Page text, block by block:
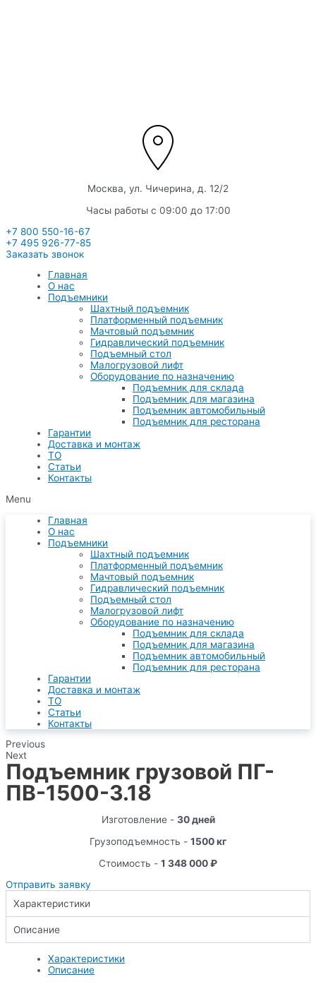
Москва, ул. Чичерина, д. 12/2
Часы работы с 09:00 до 17:00
+7 800 550-16-67
+7 495 926-77-85
Заказать звонок
Главная
О нас
Подъемники
Шахтный подъемник
Платформенный подъемник
Мачтовый подъемник
Гидравлический подъемник
Подъемный стол
Малогрузовой лифт
Оборудование по назначению
Подъемник для склада
Подъемник для магазина
Подъемник автомобильный
Подъемник для ресторана
Гарантии
Доставка и монтаж
ТО
Статьи
Контакты
Menu
Главная
О нас
Подъемники
Шахтный подъемник
Платформенный подъемник
Мачтовый подъемник
Гидравлический подъемник
Подъемный стол
Малогрузовой лифт
Оборудование по назначению
Подъемник для склада
Подъемник для магазина
Подъемник автомобильный
Подъемник для ресторана
Гарантии
Доставка и монтаж
ТО
Статьи
Контакты
Previous
Next
Подъемник грузовой ПГ-
ПВ-1500-3.18
Изготовление - 30 дней
Грузоподъемность - 1500 кг
Стоимость - 1 348 000 ₽
Отправить заявку
Характеристики
Описание
Характеристики
Описание